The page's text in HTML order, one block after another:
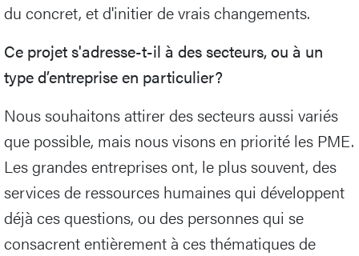
du concret, et d'initier de vrais changements.
Ce projet s'adresse-t-il à des secteurs, ou à un
type d’entreprise en particulier?
Nous souhaitons attirer des secteurs aussi variés
que possible, mais nous visons en priorité les PME.
Les grandes entreprises ont, le plus souvent, des
services de ressources humaines qui développent
déjà ces questions, ou des personnes qui se
consacrent entièrement à ces thématiques de